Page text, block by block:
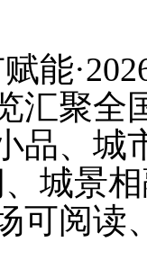
汇聚全
品、城
城景
可阅读